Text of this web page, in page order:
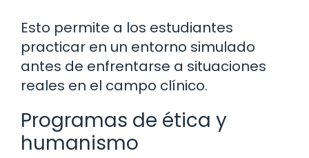
Esto permite a los estudiantes
practicar en un entorno simulado
antes de enfrentarse a situaciones
reales en el campo clínico.
Programas de ética y
humanismo